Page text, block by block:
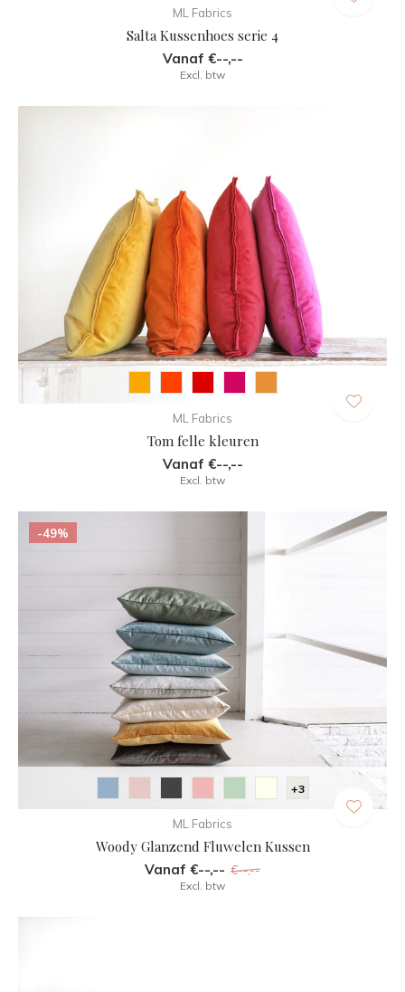
ML Fabrics
Salta Kussenhoes serie 4
Vanaf €--,--
Excl. btw
ML Fabrics
Tom felle kleuren
Vanaf €--,--
Excl. btw
+3
-49%
ML Fabrics
Woody Glanzend Fluwelen Kussen
Vanaf €--,-- €--,--
Excl. btw